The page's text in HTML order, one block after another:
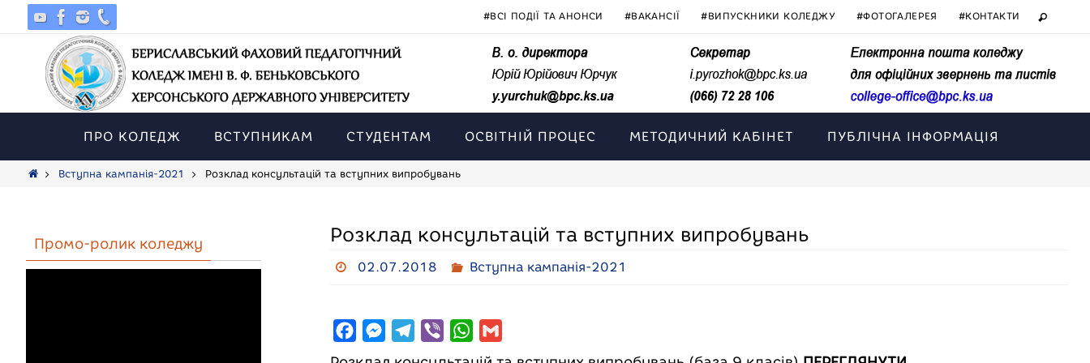
#ВСІ ПОДІЇ ТА АНОНСИ #ВАКАНСІЇ #ВИПУСКНИКИ КОЛЕДЖУ #ФОТОГАЛЕРЕЯ #КОНТАКТИ
ПРО КОЛЕДЖ ВСТУПНИКАМ СТУДЕНТАМ ОСВІТНІЙ ПРОЦЕС МЕТОДИЧНИЙ КАБІНЕТ ПУБЛІЧНА ІНФОРМАЦІЯ
HomeВступна кампанія-2021 Розклад консультацій та вступних випробувань
Розклад консультацій та вступних випробувань
02.07.2018 Вступна кампанія-2021
M
W
h
Промо-ролик коледжу